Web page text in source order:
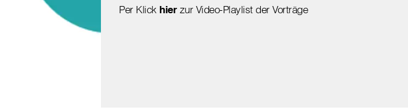
Per Klick hierzur Video-Playlist der Vorträge